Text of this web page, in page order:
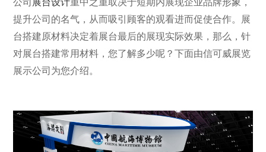
公司 展台设计重中之重取决于短期内展现企业品牌形象，
提升公司的名气，从而吸引顾客的观看进而促使合作。展
台搭建原材料决定着展台最后的展现实际效果，那么，针
对展台搭建常用材料，您了解多少呢？下面由信可威展览
展示公司为您介绍。